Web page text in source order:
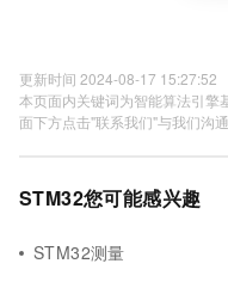
更新时间 2024-08-17 15:27:52
本页面内关键词为智能算法引擎
面下方点击"联系我们"与我们沟通
STM32您可能感兴趣
STM32测量